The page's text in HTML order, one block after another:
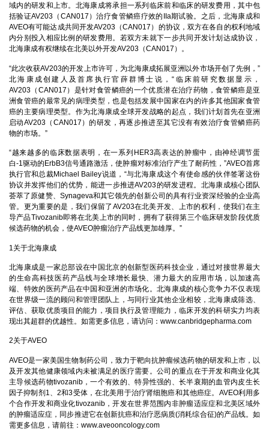
域内的研发和上市。北海康成将承担一系列临床前和临床的研发费用，其中包
括验证AV203（CAN017）治疗食管鳞癌疗效的IIa期试验。之后，北海康成和
AVEO有可能达成共同开发AV203（CAN017）的协议，双方在各自的权利地域
内分别投入相应比例的研发费用。若双方未就下一步共同开发计划达成协议，
北海康成有权继续在北美以外开发AV203（CAN017）。
“此次收获AV203的开发上市许可，为北海康成拓展亚洲以外市场开创了先例，”
北海康成创建人及首席执行官薛群博士说，“临床前研究数据显示，
AV203（CAN017）是针对食管鳞癌的一个优质潜在治疗药物，食管鳞癌是亚
洲食管癌的最常见的病理类型，也是包括发展中国家在内的许多其他国家食管
癌的主要病理类型。作为北海康成全球开发战略的起点，我们计划首先在亚洲
启动AV203（CAN017）的研发，再逐步推进至其它没有有效治疗食管鳞癌药
物的市场。”
“越来越多的临床数据表明，在一系列HER3高表达的肿瘤中，由神经调节蛋
白-1驱动的ErbB3信号通路激活，使肿瘤对标准治疗产生了耐药性，”AVEO首席
执行官和总裁Michael Bailey说道，“与北海康成这个有使命感的伙伴签署这份
协议并发挥他们的优势，能进一步推进AV203的研发进程。北海康成核心团队
荟萃了原健赞、Synageva和其它领先的创新公司的具有行业资深经验的企业高
管。更为重要的是，我们保留了AV203在北美开发、上市的权利，使我们在主
导产品Tivozanib即将在北美上市的同时，拥有了获得第三个临床研发阶段优质
候选药物的机会，使AVEO肿瘤治疗产品线更加雄厚。”
1关于北海康成
北海康成是一家总部设在中国北京的创新型医药科技企业，通过对接世界最大
的生命高科技医药产品线与全球增长最快、潜力最大的应用市场，以加速高
端、特效的医药产品在中国和亚洲的市场化。北海康成的核心竞争力不仅表现
在世界级一流的顾问和管理团队上，与同行业其他企业相较，北海康成筛选、
评估、获取优质项目的能力，项目执行及管理能力，临床开发的科研实力均表
现出其超群的优越性。如需更多信息，请访问： www.canbridgepharma.com
2关于AVEO
AVEO是一家美国生物制药公司，致力于靶向抗肿瘤候选药物的研发和上市，以
及开发其他健康领域内未被满足的医疗需要。公司的重点在于开发和商业化其
主导候选药物tivozanib，一个有效的、特异性强的、长半衰期的血管内皮生长
因子抑制剂1、2和3受体，在北美用于治疗肾细胞癌和其他癌症。AVEO利用多
个合作开发和商业化tivozanib，开发在世界范围内非肿瘤适应症和北美区域外
的肿瘤适应症，同步推进它在创新抗癌和治疗恶病质(消耗综合征)的产品线。如
需更多信息，请前往： www.aveooncology.com